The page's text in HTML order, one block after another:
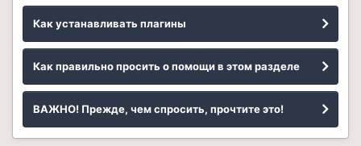
Как устанавливать плагины
Как правильно просить о помощи в этом разделе
ВАЖНО! Прежде, чем спросить, прочтите это!